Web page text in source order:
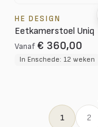
HE DESIGN
Eetkamerstoel Uniq
Vanaf € 360,00
In Enschede: 12 weken
1 2